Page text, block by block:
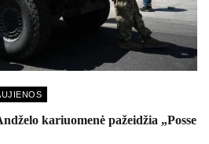
kariuomenė pažeidžia „Posse